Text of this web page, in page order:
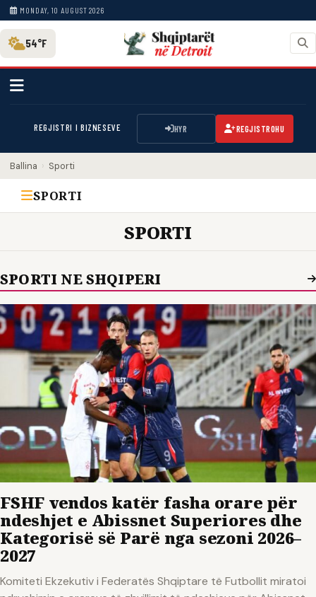
MONDAY, 10 AUGUST 2026
54°F
REGJISTRI I BIZNESEVE HYR REGJISTROHU
Ballina › Sporti
SPORTI
SPORTI
SPORTI NE SHQIPERI
FSHF vendos katër fasha orare për
ndeshjet e Abissnet Superiores dhe
Kategorisë së Parë nga sezoni 2026–
2027
Komiteti Ekzekutiv i Federatës Shqiptare të Futbollit miratoi